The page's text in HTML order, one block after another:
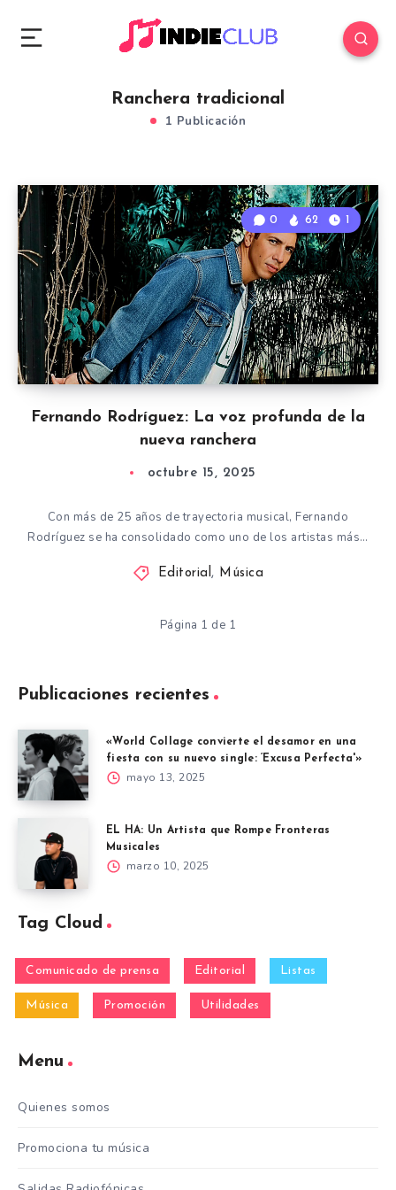
Ranchera tradicional
1 Publicación
Fernando Rodríguez: La voz profunda de la
nueva ranchera
0 62 1
octubre 15, 2025
Con más de 25 años de trayectoria musical, Fernando
Rodríguez se ha consolidado como uno de los artistas más…
Editorial, Música
Página 1 de 1
Publicaciones recientes
«World Collage convierte el desamor en una
fiesta con su nuevo single: ‘Excusa Perfecta'»
mayo 13, 2025
EL HA: Un Artista que Rompe Fronteras
Musicales
marzo 10, 2025
Tag Cloud
Comunicado de prensa Editorial Listas
Música Promoción Utilidades
Menu
Quienes somos
Promociona tu música